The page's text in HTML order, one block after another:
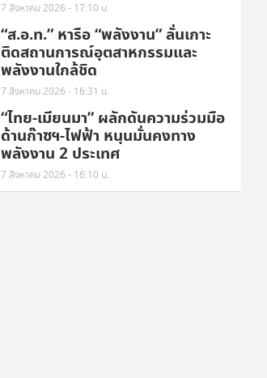
7 สิงหาคม 2026 - 17:10 น.
“ส.อ.ท.” หารือ “พลังงาน” ลั่นเกาะ
ติดสถานการณ์อุตสาหกรรมและ
พลังงานใกล้ชิด
7 สิงหาคม 2026 - 16:31 น.
“ไทย-เมียนมา” ผลักดันความร่วมมือ
ด้านก๊าซฯ-ไฟฟ้า หนุนมั่นคงทาง
พลังงาน 2 ประเทศ
7 สิงหาคม 2026 - 16:10 น.